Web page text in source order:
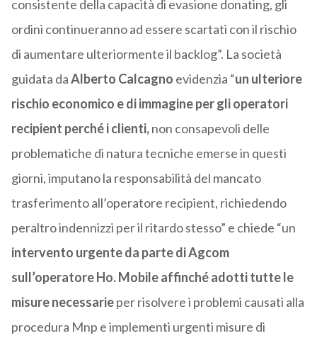
consistente della capacità di evasione donating, gli
ordini continueranno ad essere scartati con il rischio
di aumentare ulteriormente il backlog”. La società
guidata daAlberto Calcagno evidenzia “un ulteriore
rischio economico e di immagine per gli operatori
recipient perché i clienti,non consapevoli delle
problematiche di natura tecniche emerse in questi
giorni, imputano la responsabilità del mancato
trasferimento all’operatore recipient, richiedendo
peraltro indennizzi per il ritardo stesso” e chiede “un
intervento urgente da parte di Agcom
sull’operatore Ho. Mobile affinché adotti tutte le
misure necessarieper risolvere i problemi causati alla
procedura Mnp e implementi urgenti misure di